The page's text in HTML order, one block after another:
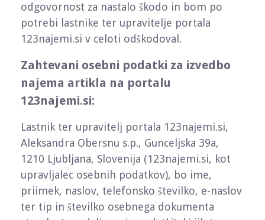
odgovornost za nastalo škodo in bom po
potrebi lastnike ter upravitelje portala
123najemi.si v celoti odškodoval.
Zahtevani osebni podatki za izvedbo
najema artikla na portalu
123najemi.si:
Lastnik ter upravitelj portala 123najemi.si,
Aleksandra Obersnu s.p., Gunceljska 39a,
1210 Ljubljana, Slovenija (123najemi.si, kot
upravljalec osebnih podatkov), bo ime,
priimek, naslov, telefonsko številko, e-naslov
ter tip in številko osebnega dokumenta